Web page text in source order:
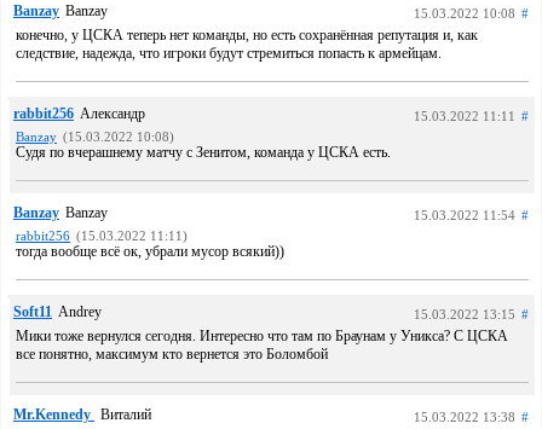
Banzay Banzay 15.03.2022 10:08 #
конечно, у ЦСКА теперь нет команды, но есть сохранённая репутация и, как
следствие, надежда, что игроки будут стремиться попасть к армейцам.
rabbit256 Александр 15.03.2022 11:11 #
Banzay (15.03.2022 10:08)
Судя по вчерашнему матчу с Зенитом, команда у ЦСКА есть.
Banzay Banzay 15.03.2022 11:54 #
rabbit256 (15.03.2022 11:11)
тогда вообще всё ок, убрали мусор всякий))
Soft11 Andrey 15.03.2022 13:15 #
Мики тоже вернулся сегодня. Интересно что там по Браунам у Уникса? С ЦСКА
все понятно, максимум кто вернется это Боломбой
Mr.Kennedy Виталий 15.03.2022 13:38 #